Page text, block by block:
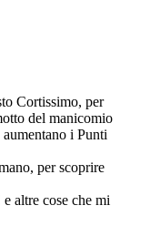
Cortissimo, per
del manicomio
i Punti
per scoprire
altre cose che mi